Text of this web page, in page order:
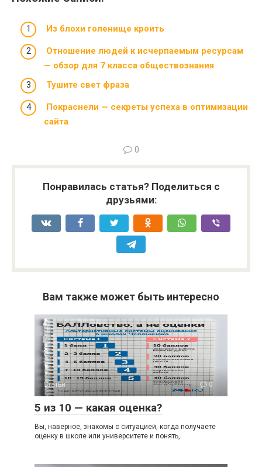
Из блохи голенище кроить
Отношение людей к исчерпаемым ресурсам
— обзор для 7 класса обществознания
Тушите свет фраза
Покраснели — секреты успеха в оптимизации
сайта
0
Понравилась статья? Поделиться с
друзьями:
Вам также может быть интересно
Статьи 0
5 из 10 — какая оценка?
Вы, наверное, знакомы с ситуацией, когда получаете
оценку в школе или университете и понять,